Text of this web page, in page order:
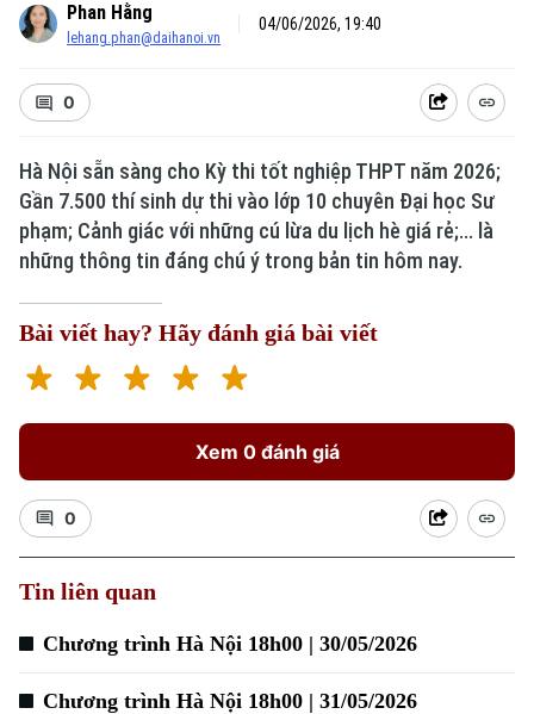
Xu hướng
Phan Hằng
lehang.phan@daihanoi.vn
04/06/2026, 19:40
0
Hà Nội sẵn sàng cho Kỳ thi tốt nghiệp THPT năm 2026;
Gần 7.500 thí sinh dự thi vào lớp 10 chuyên Đại học Sư
phạm; Cảnh giác với những cú lừa du lịch hè giá rẻ;... là
những thông tin đáng chú ý trong bản tin hôm nay.
Bài viết hay? Hãy đánh giá bài viết
Xem 0 đánh giá
0
Tin liên quan
Chương trình Hà Nội 18h00 | 30/05/2026
Chương trình Hà Nội 18h00 | 31/05/2026